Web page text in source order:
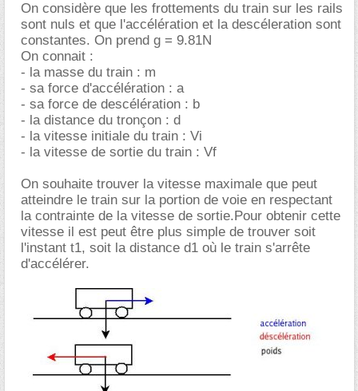
On considère que les frottements du train sur les rails
sont nuls et que l'accélération et la descéleration sont
constantes. On prend g = 9.81N
On connait :
- la masse du train : m
- sa force d'accélération : a
- sa force de descélération : b
- la distance du tronçon : d
- la vitesse initiale du train : Vi
- la vitesse de sortie du train : Vf
On souhaite trouver la vitesse maximale que peut
atteindre le train sur la portion de voie en respectant
la contrainte de la vitesse de sortie.Pour obtenir cette
vitesse il est peut être plus simple de trouver soit
l'instant t1, soit la distance d1 où le train s'arrête
d'accélérer.